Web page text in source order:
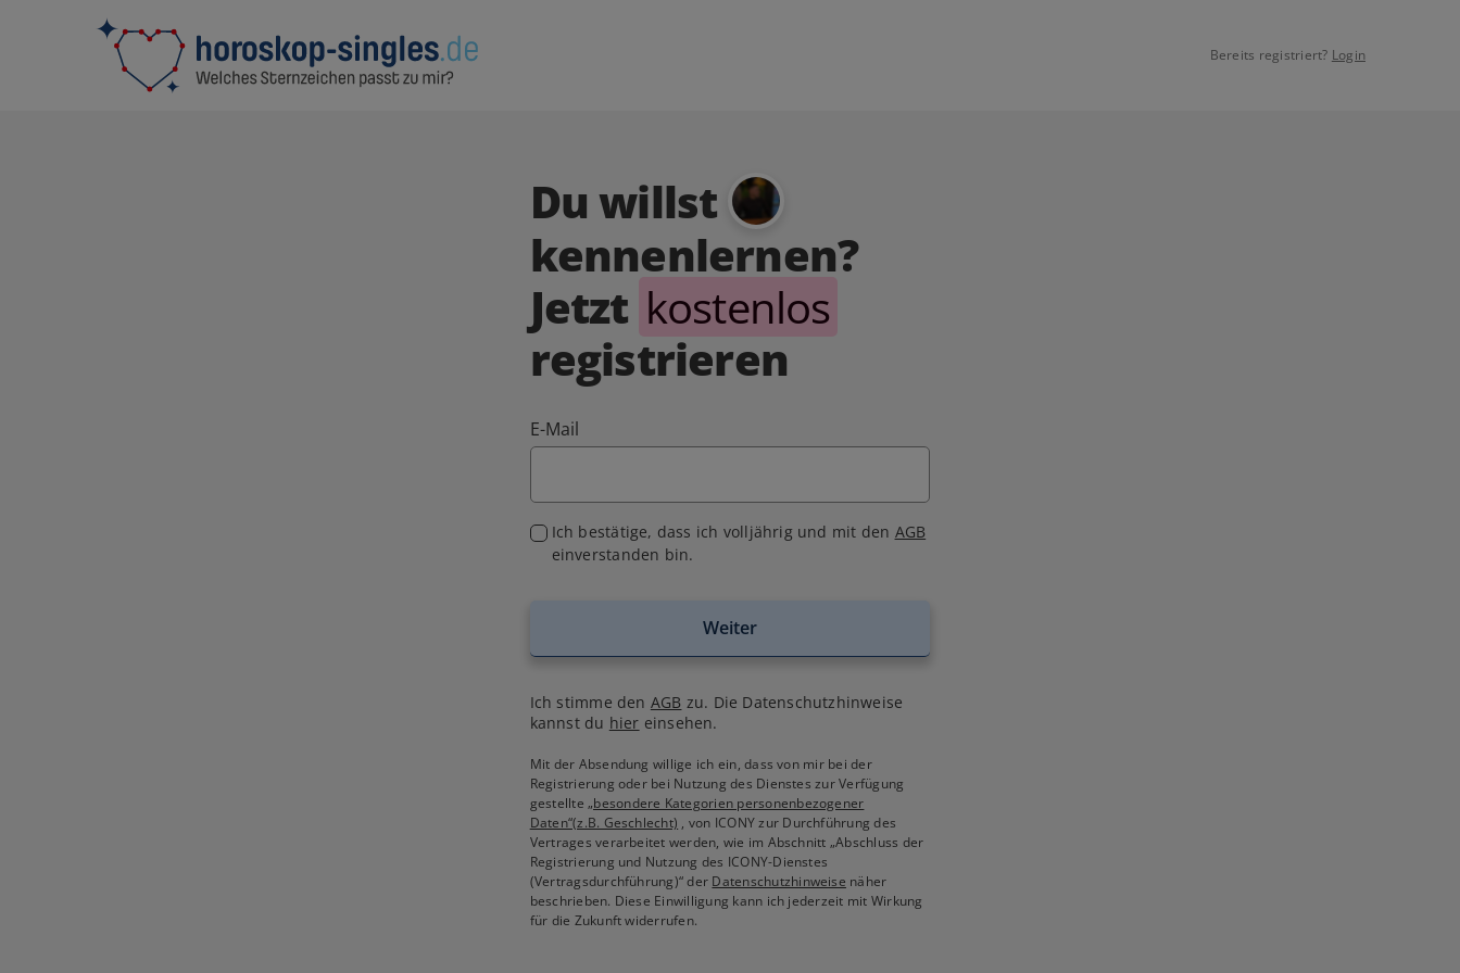
Bereits registriert? Login
Du willst
kennenlernen?
Jetzt kostenlos
registrieren
E-Mail
Ich bestätige, dass ich volljährig und mit den AGB
einverstanden bin.
Weiter
Ich stimme den AGB zu. Die Datenschutzhinweise
kannst du hier einsehen.
Mit der Absendung willige ich ein, dass von mir bei der
Registrierung oder bei Nutzung des Dienstes zur Verfügung
gestellte„besondere Kategorien personenbezogener
Daten“(z.B. Geschlecht) , von ICONY zur Durchführung des
Vertrages verarbeitet werden, wie im Abschnitt „Abschluss der
Registrierung und Nutzung des ICONY-Dienstes
(Vertragsdurchführung)“ der Datenschutzhinweise näher
beschrieben. Diese Einwilligung kann ich jederzeit mit Wirkung
für die Zukunft widerrufen.